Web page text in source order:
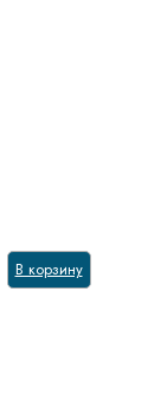
В корзину